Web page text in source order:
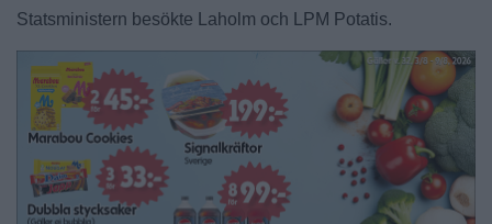
Statsministern besökte Laholm och LPM Potatis.